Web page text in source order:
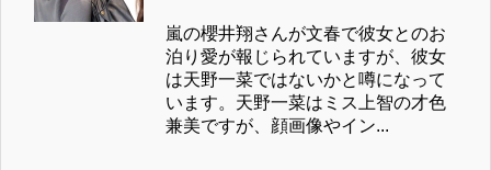
嵐の櫻井翔さんが文春で彼女とのお
泊り愛が報じられていますが、彼女
は天野一菜ではないかと噂になって
います。天野一菜はミス上智の才色
兼美ですが、顔画像やイン...